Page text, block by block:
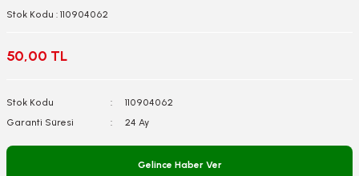
Stok Kodu : 110904062
50,00 TL
Stok Kodu
110904062
Garanti Süresi
24 Ay
Gelince Haber Ver